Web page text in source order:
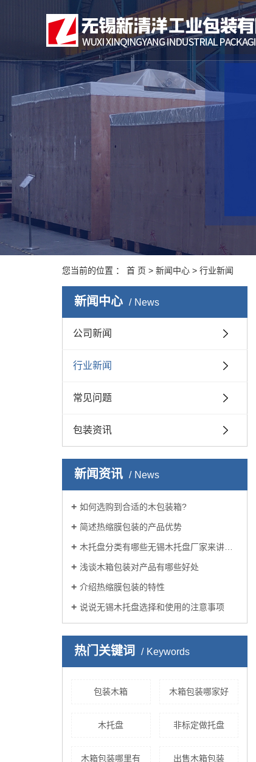
您当前的位置 ： 首 页 > 新闻中心 > 行业新闻
新闻中心 News
公司新闻
行业新闻
常见问题
包装资讯
新闻资讯 News
如何选购到合适的木包装箱?
简述热缩膜包装的产品优势
木托盘分类有哪些无锡木托盘厂家来讲述？
浅谈木箱包装对产品有哪些好处
介绍热缩膜包装的特性
说说无锡木托盘选择和使用的注意事项
热门关键词 Keywords
包装木箱 木箱包装哪家好
木托盘 非标定做托盘
木箱包装哪里有 出售木箱包装